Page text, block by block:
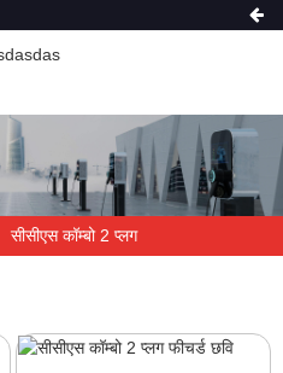
सीसीएस कॉम्बो 2 प्लग